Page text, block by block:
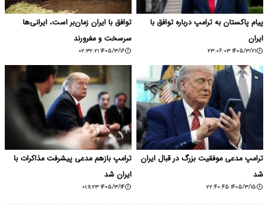
پیام پاکستان به ترامپ درباره توافق با
ایران
۱۴۰۵/۳/۲۱ ۲۳:۰۶:۰۳
توافق با ایران زمان‌بر است، ایرانی‌ها
سرسخت و مغرورند
۱۴۰۵/۳/۱۶ ۰۲:۳۲:۲۱
ترامپ مدعی موفقیت بزرگ در قبال ایران
شد
۱۴۰۵/۳/۱۵ ۲۲:۴۰:۴۵
ترامپ بازهم مدعی پیشرفت مذاکرات با
ایران شد
۱۴۰۵/۳/۱۴ ۰۱:۱۱:۲۳